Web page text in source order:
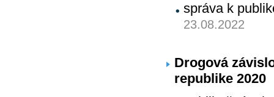
správa k
23.08.2022
Drogová
republike 2020